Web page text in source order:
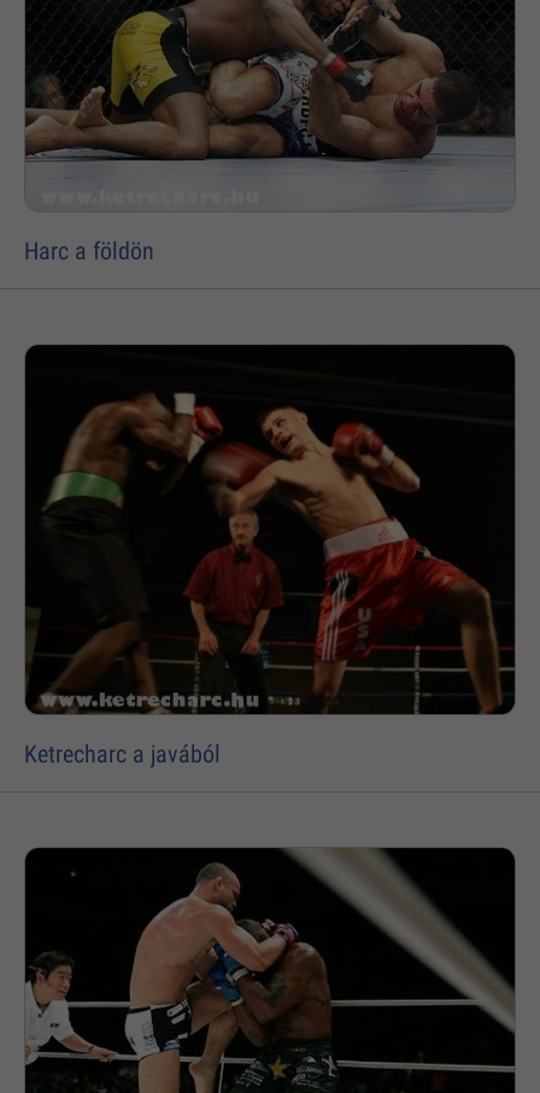
Harc a földön
Ketrecharc a javából